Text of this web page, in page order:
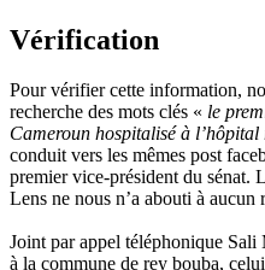
Vérification
Pour vérifier cette information,
recherche des mots clés « le
Cameroun hospitalisé à
conduit vers les mêmes post
premier vice-président du sénat.
Lens ne nous n’a abouti à aucun
Joint par appel téléphonique
à la commune de rey bouba,